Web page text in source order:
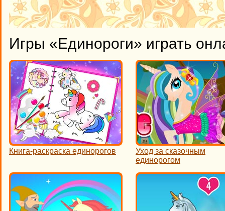
Игры «Единороги» играть
Книга-раскраска единорогов
Уход за сказочным
единорогом